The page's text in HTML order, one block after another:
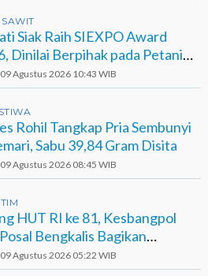
Siak Raih SIEXPO Award
Dinilai Berpihak pada Petani
Agustus 2026 10:43 WIB
Rohil Tangkap Pria Sembunyi
Sabu 39,84 Gram Disita
Agustus 2026 08:45 WIB
HUT RI ke 81, Kesbangpol
Bengkalis Bagikan
ke Warga Pesisir
Agustus 2026 05:22 WIB